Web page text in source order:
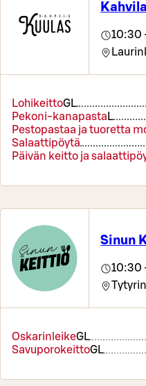
10:30
LohikeittoGL
Pekoni-kanapasta L
Pestopastaa ja tuoretta
Salaattipöytä
Päivän keitto ja
Sinun
10:30
OskarinleikeGL
SavuporokeittoGL